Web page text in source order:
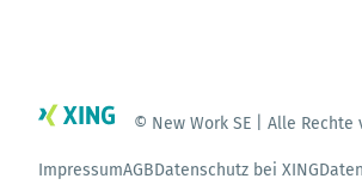
© New Work SE | Alle Rechte
ImpressumAGBDatenschutz bei XING